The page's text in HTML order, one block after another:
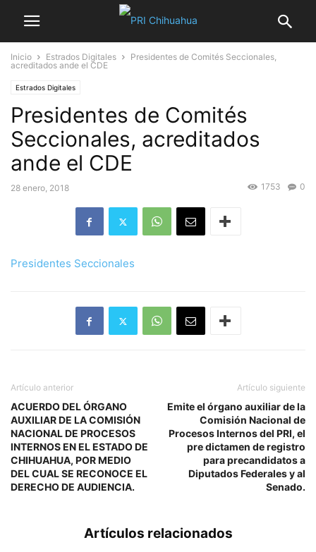
Inicio Estrados Digitales
Presidentes de Comités Seccionales,
acreditados ande el CDE
Estrados Digitales
Presidentes de Comités
Seccionales, acreditados
ande el CDE
28 enero, 2018 0
1753
Presidentes Seccionales
Artículo anterior
ACUERDO DEL ÓRGANO
AUXILIAR DE LA COMISIÓN
NACIONAL DE PROCESOS
INTERNOS EN EL ESTADO DE
CHIHUAHUA, POR MEDIO
DEL CUAL SE RECONOCE EL
DERECHO DE AUDIENCIA.
Artículo siguiente
Emite el órgano auxiliar de la
Comisión Nacional de
Procesos Internos del PRI, el
pre dictamen de registro
para precandidatos a
Diputados Federales y al
Senado.
Artículos relacionados